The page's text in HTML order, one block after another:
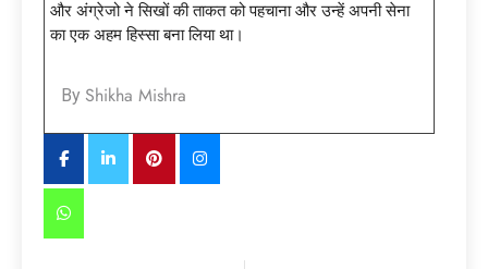
और अंग्रेजो ने सिखों की ताकत को पहचाना और उन्हें अपनी सेना
का एक अहम हिस्सा बना लिया था।
By Shikha Mishra